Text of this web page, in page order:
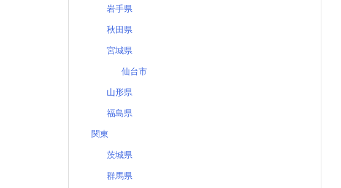
岩手県
秋田県
宮城県
仙台市
山形県
福島県
関東
茨城県
群馬県